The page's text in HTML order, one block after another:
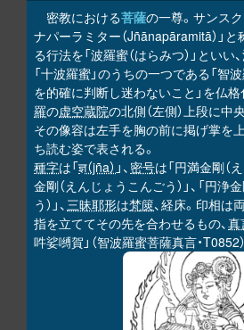
密教における菩薩の一尊。サンス
ナパーラミター（Jñānapāramitā）」と
る行法を「波羅蜜（はらみつ）」とい
「十波羅蜜」のうちの一つである「智
を的確に判断し迷わないこと」を仏格
羅の虚空蔵院の北側（左側）上段に中
その像容は左手を胸の前に掲げ掌を
ち読む姿で表される。
種字は「ज्ञ（jña） 」、 密号は「円満金剛（
金剛（えんじょうこんごう）」、「円浄
う）」、三昧耶形は梵篋、経床。印相は
指を立ててその先を合わせるもの、真
吽娑嚩賀」（智波羅蜜菩薩真言・T0852）